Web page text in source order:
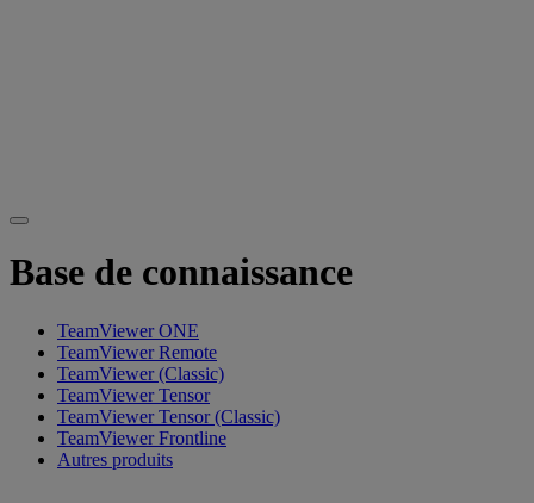
Base de connaissance
TeamViewer ONE
TeamViewer Remote
TeamViewer (Classic)
TeamViewer Tensor
TeamViewer Tensor (Classic)
TeamViewer Frontline
Autres produits